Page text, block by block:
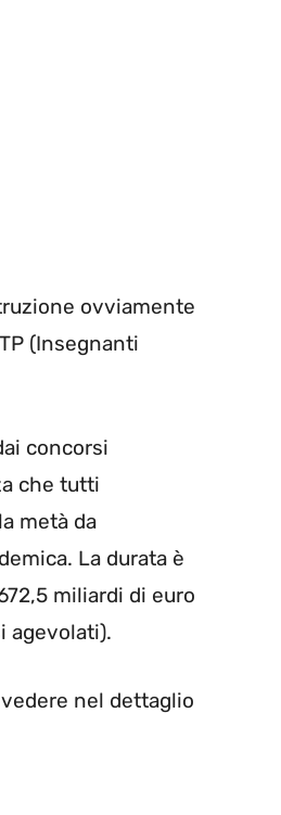
ovviamente
(Insegnanti
concorsi
che tutti
metà da
La durata è
miliardi di euro
agevolati).
nel dettaglio